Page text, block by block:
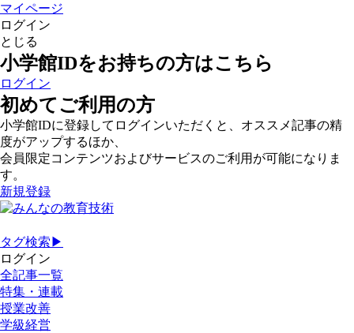
マイページ
ログイン
とじる
小学館IDをお持ちの方はこちら
ログイン
初めてご利用の方
小学館IDに登録してログインいただくと、オススメ記事の精
度がアップするほか、
会員限定コンテンツおよびサービスのご利用が可能になりま
す。
新規登録
タグ検索▶
ログイン
全記事一覧
特集・連載
授業改善
学級経営